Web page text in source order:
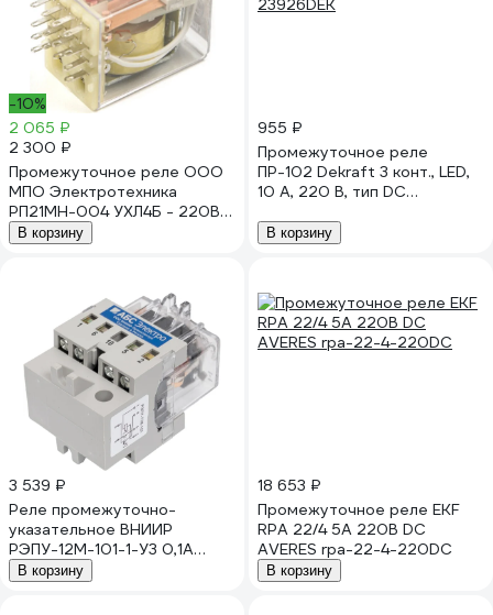
-10%
2 065 ₽
2 300 ₽
Промежуточное реле ООО
МПО Электротехника
РП21МН-004 УХЛ4Б - 220В
80048500
В корзину
955 ₽
Промежуточное реле
ПР-102 Dekraft 3 конт., LED,
10 А, 220 В, тип DC
В корзину
3 539 ₽
Реле промежуточно-
указательное ВНИИР
РЭПУ-12М-101-1-У3 0,1А
пост. A8120-78097716
В корзину
18 653 ₽
Промежуточное реле EKF
RPA 22/4 5A 220В DC
AVERES rpa-22-4-220DC
В корзину